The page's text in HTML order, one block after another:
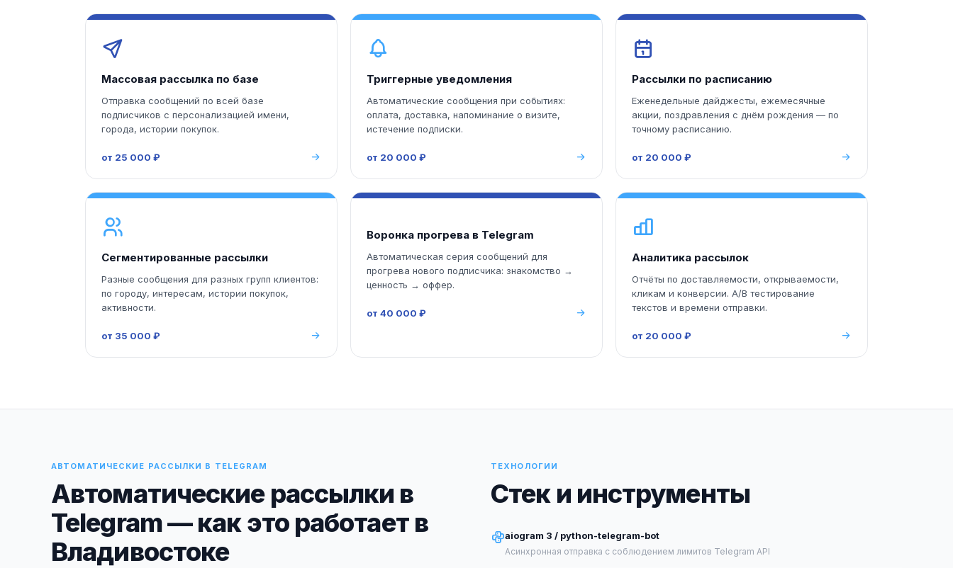
Массовая рассылка по базе
Отправка сообщений по всей базе
подписчиков с персонализацией имени,
города, истории покупок.
от 25 000 ₽
Триггерные уведомления
Автоматические сообщения при событиях:
оплата, доставка, напоминание о визите,
истечение подписки.
от 20 000 ₽
Рассылки по расписанию
Еженедельные дайджесты, ежемесячные
акции, поздравления с днём рождения — по
точному расписанию.
от 20 000 ₽
Сегментированные рассылки
Разные сообщения для разных групп клиентов:
по городу, интересам, истории покупок,
активности.
от 35 000 ₽
Воронка прогрева в Telegram
Автоматическая серия сообщений для
прогрева нового подписчика: знакомство →
ценность → оффер.
от 40 000 ₽
Аналитика рассылок
Отчёты по доставляемости, открываемости,
кликам и конверсии. A/B тестирование
текстов и времени отправки.
от 20 000 ₽
АВТОМАТИЧЕСКИЕ РАССЫЛКИ В TELEGRAM
Автоматические рассылки в
Telegram — как это работает в
Владивостоке
ТЕХНОЛОГИИ
Стек и инструменты
aiogram 3 / python-telegram-bot
Асинхронная отправка с соблюдением лимитов Telegram API